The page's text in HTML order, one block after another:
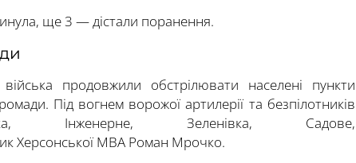
ще 3 — дістали поранення.
продовжили обстрілювати населені пункти
Під вогнем ворожої артилерії та безпілотників
Інженерне, Зеленівка, Садове,
Херсонської МВА Роман Мрочко.